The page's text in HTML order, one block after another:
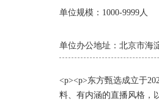
单位规模：1000-9999人
单位办公地址：北京市海
<p><p>东方甄选成立于
料、有内涵的直播风格，